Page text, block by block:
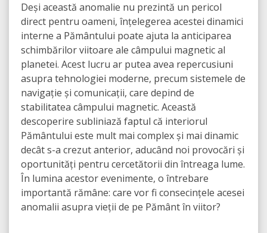
Deși această anomalie nu prezintă un pericol
direct pentru oameni, înțelegerea acestei dinamici
interne a Pământului poate ajuta la anticiparea
schimbărilor viitoare ale câmpului magnetic al
planetei. Acest lucru ar putea avea repercusiuni
asupra tehnologiei moderne, precum sistemele de
navigație și comunicații, care depind de
stabilitatea câmpului magnetic. Această
descoperire subliniază faptul că interiorul
Pământului este mult mai complex și mai dinamic
decât s-a crezut anterior, aducând noi provocări și
oportunități pentru cercetătorii din întreaga lume.
În lumina acestor evenimente, o întrebare
importantă rămâne: care vor fi consecințele acesei
anomalii asupra vieții de pe Pământ în viitor?